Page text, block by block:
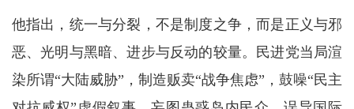
他指出，统一与分裂，不是制度之争，而是正义与邪
恶、光明与黑暗、进步与反动的较量。民进党当局渲
染所谓“大陆威胁”，制造贩卖“战争焦虑”，鼓噪“民主